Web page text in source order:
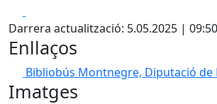
Darrera actualització: 5.05.2025 | 09:50
Enllaços
Bibliobús Montnegre, Diputació de
Imatges